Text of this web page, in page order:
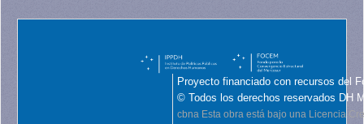
Proyecto financiado con recursos del
© Todos los derechos reservados DH
cbna Esta obra está bajo una Licencia